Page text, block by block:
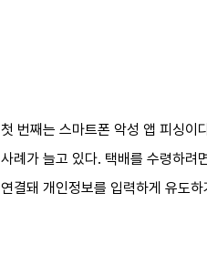
첫 번째는 스마트폰 악성 앱 피싱이
사례가 늘고 있다. 택배를 수령하려
연결돼 개인정보를 입력하게 유도